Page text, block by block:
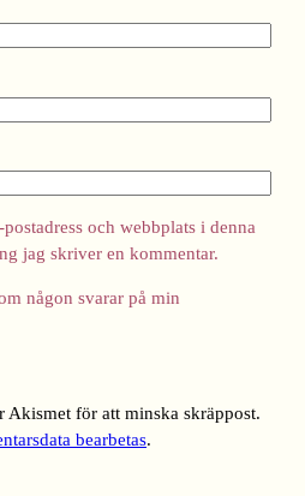
och webbplats i denna
jag skriver en kommentar.
någon svarar på min
Akismet för att minska skräppost.
bearbetas.